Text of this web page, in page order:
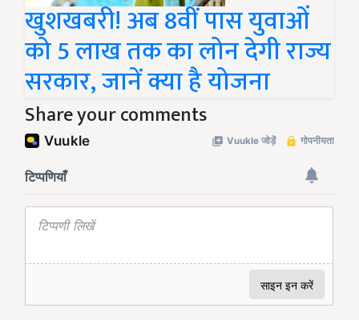
खुशखबरी! अब 8वीं पास युवाओं
को 5 लाख तक का लोन देगी राज्य
सरकार, जानें क्या है योजना
Share your comments